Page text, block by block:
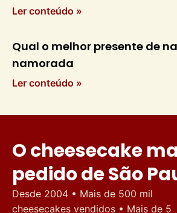
Ler conteúdo »
Qual o melhor presente de
namorada
Ler conteúdo »
O cheesecake
pedido de São
Desde 2004 • Mais de 500 mil
cheesecakes vendidos • Mais de 5